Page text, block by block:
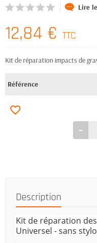
Lire
12,84 € TTC
Kit de réparation impacts de
Référence
favorite_border
Description
Kit de réparation
Universel - sans